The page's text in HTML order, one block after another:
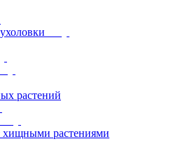
растений
хищными растениями